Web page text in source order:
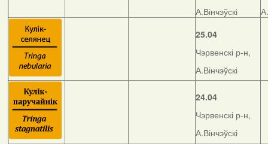
А.Вінчэўскі
25.04
Чэрвенскі р-н,
А.Вінчэўскі
24.04
Чэрвенскі р-н,
А.Вінчэўскі